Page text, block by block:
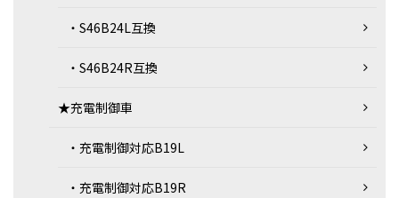
・S46B24L互換
・S46B24R互換
★充電制御車
・充電制御対応B19L
・充電制御対応B19R